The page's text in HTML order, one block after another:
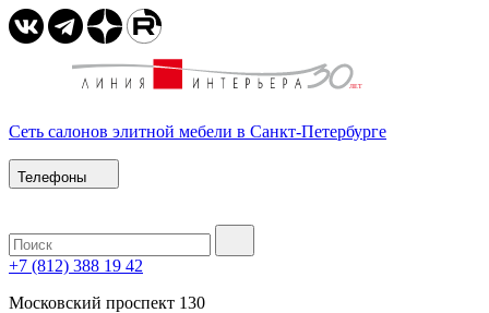
Сеть салонов элитной мебели в Санкт-Петербурге
Телефоны
+7 (812) 388 19 42
Московский проспект 130